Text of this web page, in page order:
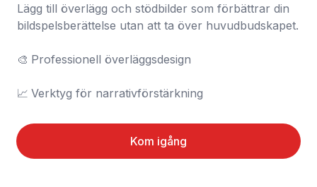
Lägg till överlägg och stödbilder som förbättrar din
bildspelsberättelse utan att ta över huvudbudskapet.
🎨	Professionell överläggsdesign
📈	Verktyg för narrativförstärkning
Kom igång